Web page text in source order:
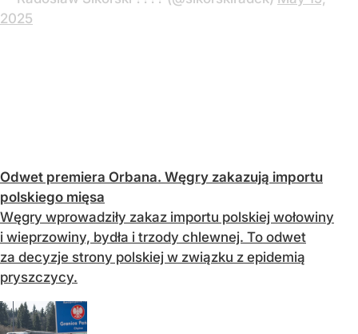
2025
Odwet premiera Orbana. Węgry zakazują importu
polskiego mięsa
Węgry wprowadziły zakaz importu polskiej wołowiny
i wieprzowiny, bydła i trzody chlewnej. To odwet
za decyzje strony polskiej w związku z epidemią
pryszczycy.